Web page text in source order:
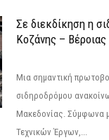
Σε διεκδίκηση η
Κoζάνης –
Μια σημαντική
σιδηροδρόμου
Μακεδονίας. Σύμφωνα
Τεχνικών Έργων,...